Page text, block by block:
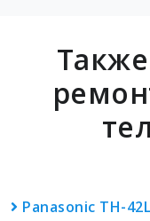
Panasonic TH-